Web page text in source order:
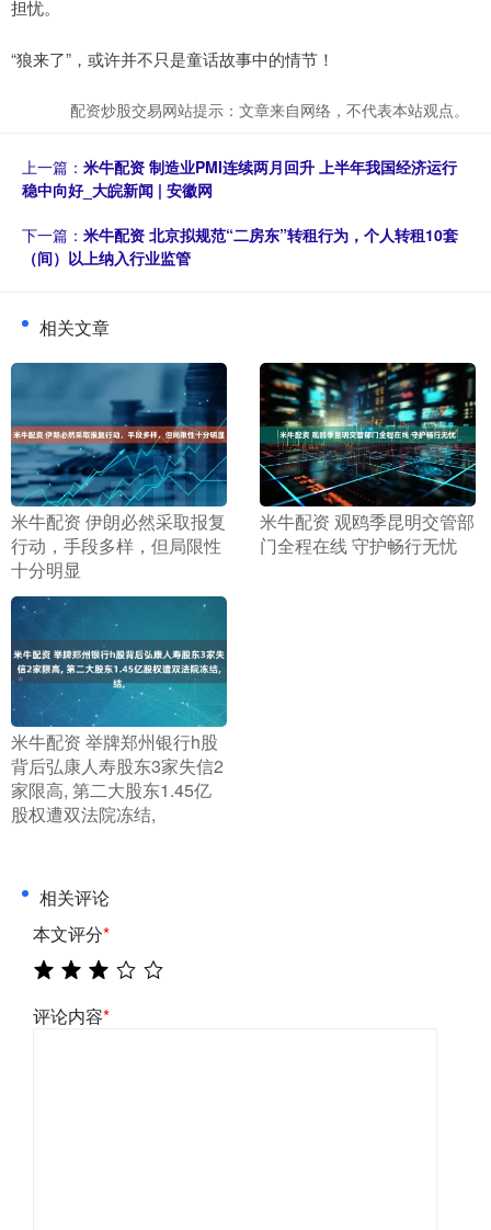
担忧。
“狼来了”，或许并不只是童话故事中的情节！
配资炒股交易网站提示：文章来自网络，不代表本站观点。
上一篇： 米牛配资 制造业PMI连续两月回升 上半年我国经济运行
稳中向好_大皖新闻 | 安徽网
下一篇： 米牛配资 北京拟规范“二房东”转租行为，个人转租10套
（间）以上纳入行业监管
相关文章
​米牛配资 伊朗必然采取报复
行动，手段多样，但局限性
十分明显
​米牛配资 观鸥季昆明交管部
门全程在线 守护畅行无忧
​米牛配资 举牌郑州银行h股
背后弘康人寿股东3家失信2
家限高, 第二大股东1.45亿
股权遭双法院冻结,
相关评论
本文评分*
评论内容*